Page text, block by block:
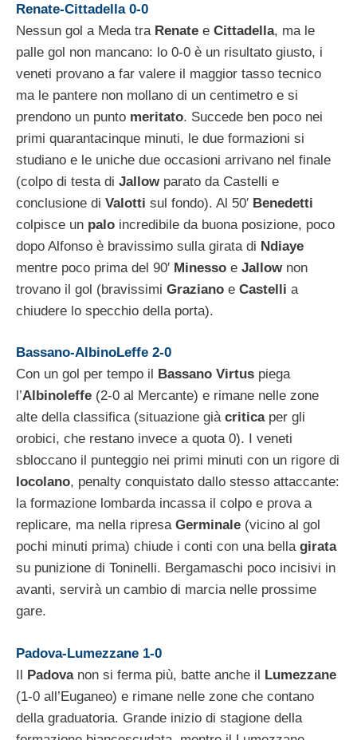
Renate-Cittadella 0-0
Nessun gol a Meda tra Renate e Cittadella, ma le
palle gol non mancano: lo 0-0 è un risultato giusto, i
veneti provano a far valere il maggior tasso tecnico
ma le pantere non mollano di un centimetro e si
prendono un punto meritato. Succede ben poco nei
primi quarantacinque minuti, le due formazioni si
studiano e le uniche due occasioni arrivano nel finale
(colpo di testa di Jallow parato da Castelli e
conclusione di Valotti sul fondo). Al 50′ Benedetti
colpisce un palo incredibile da buona posizione, poco
dopo Alfonso è bravissimo sulla girata di Ndiaye
mentre poco prima del 90′ Minesso e Jallow non
trovano il gol (bravissimi Graziano e Castelli a
chiudere lo specchio della porta).
Bassano-AlbinoLeffe 2-0
Con un gol per tempo il
Bassano Virtus piega
l’Albinoleffe (2-0 al Mercante) e rimane nelle zone
alte della classifica (situazione già criticaper gli
orobici, che restano invece a quota 0). I veneti
sbloccano il punteggio nei primi minuti con un rigore di
Iocolano, penalty conquistato dallo stesso attaccante:
la formazione lombarda incassa il colpo e prova a
replicare, ma nella ripresa Germinale (vicino al gol
pochi minuti prima) chiude i conti con una bella girata
su punizione di Toninelli. Bergamaschi poco incisivi in
avanti, servirà un cambio di marcia nelle prossime
gare.
Padova-Lumezzane 1-0
Il Padovanon si ferma più, batte anche il Lumezzane
(1-0 all’Euganeo) e rimane nelle zone che contano
della graduatoria. Grande inizio di stagione della